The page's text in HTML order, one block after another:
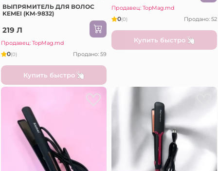
ВЫПРЯМИТЕЛЬ ДЛЯ ВОЛОС
KEMEI (KM-9832)
219 Л
Продавец: TopMag.md
0(0) Продано: 59
Купить быстро
Продавец: TopMag.md
0(0) Продано: 52
Купить быстро